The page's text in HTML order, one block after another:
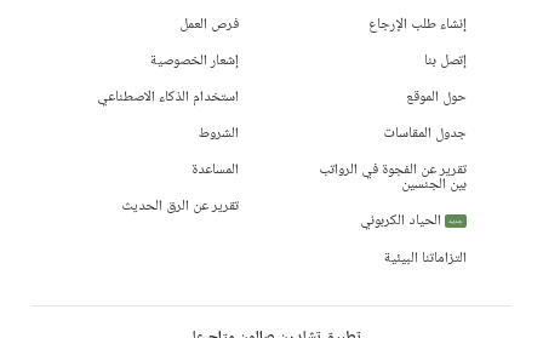
إنشاء طلب الإرجاع
إتصل بنا
حول الموقع
جدول المقاسات
تقرير عن الفجوة في الرواتب
بين الجنسين
جديد
الحياد الكربوني
التزاماتنا البيئية
فرص العمل
إشعار الخصوصية
استخدام الذكاء الاصطناعي
الشروط
المساعدة
تقرير عن الرق الحديث